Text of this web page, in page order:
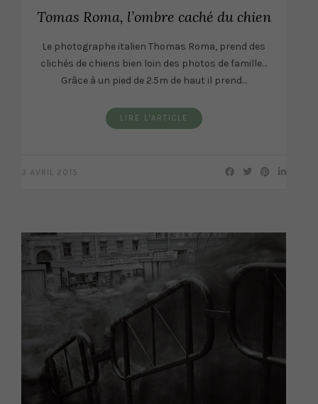
Tomas Roma, l’ombre caché du chien
Le photographe italien Thomas Roma, prend des
clichés de chiens bien loin des photos de famille…
Grâce à un pied de 2.5m de haut il prend…
LIRE L'ARTICLE
3 AVRIL 2015